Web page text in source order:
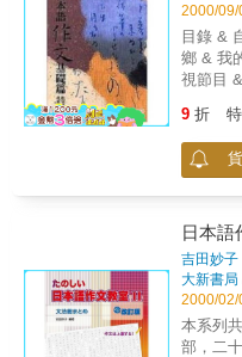
2000/09/
目錄 & 自我介紹 & 我的家 & 我的國家/我的故
鄉 & 我的家庭 & 旅行 & 明信片 & 我喜歡的電
9 折
日本語
吉田妙子
大新書局
2000/02/
本系列
部，二